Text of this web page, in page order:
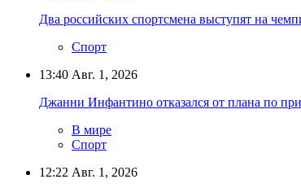
Два российских спортсмена выступят на
Спорт
13:40 Авг. 1, 2026
Джанни Инфантино отказался от плана по
В мире
Спорт
12:22 Авг. 1, 2026